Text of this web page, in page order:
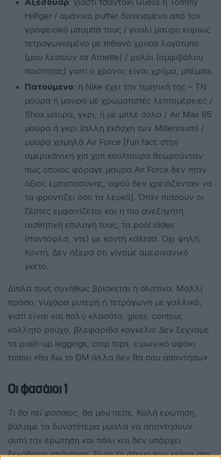
Hilfiger / αμάνικο puffer δανεισμένο από τον
γραφειακό μπαμπά τους / γυαλί μαύρο κυρίως
τετραγωνισμένο με πιθανό χρυσό λογότυπο
(μου λείπουν τα Arnette) / ρολόι (αμφιβόλου
ποιότητας) γιατί ο χρόνος είναι χρήμα, μπέμπα.
Πατούμενο: η Nike έχει την τιμητική της – TN
μαύρα ή μαύρα με χρωματιστές λεπτομέρειες /
Shox μαύρα, γκρι, ή με μπλε σόλα / Air Max 95
μαύρα ή γκρι (άλλη εκδοχή των Millennium) /
μαύρα χαμηλά Air Force [fun fact: στην
αμερικάνικη χιπ χοπ κουλτούρα θεωρούνταν
πως όποιος φόραγε μαύρα Air Force δεν ήταν
άξιος εμπιστοσύνης, αφού δεν χρειάζονταν να
τα φροντίζει όσο τα λευκά]. Όταν πιάσουν οι
ζέστες εμφανίζεται και η πιο ανεξήγητη
αισθητική επιλογή τους, τα pool slides
(παντόφλα, ντε) με κοντή κάλτσα. Όχι ψηλή.
Κοντή. Δεν ήξερα ότι γίναμε αμερικανικό
γκέτο.
Δίπλα τους συνήθως βρίσκεται η σλατίνα. Μαλλί
πράσο, νυχάρα μυτερή ή τετράγωνη με γαλλικό,
γιατί είναι και πολύ κλασάτο, gloss, contour,
κολλητό ρούχο, βλεφαρίδα κάγκελο! Δεν ξεχνάμε
τα push-up leggings, crop tops, ειρωνικό υφάκι
τύπου «θα δω το DM άλλα δεν θα σου απαντήσω».
Οι φασάιοι 1
Τι θα πεί φασαίος, θα μου πείτε. Καλή ερώτηση,
βαλαμε τα δυνατότερα μυαλά να απαντήσουν
αυτή την ερώτηση και πάλι και δεν υπάρχει
ξεκάθαρη απάντηση. Είναι το άτομο που «είναι στη